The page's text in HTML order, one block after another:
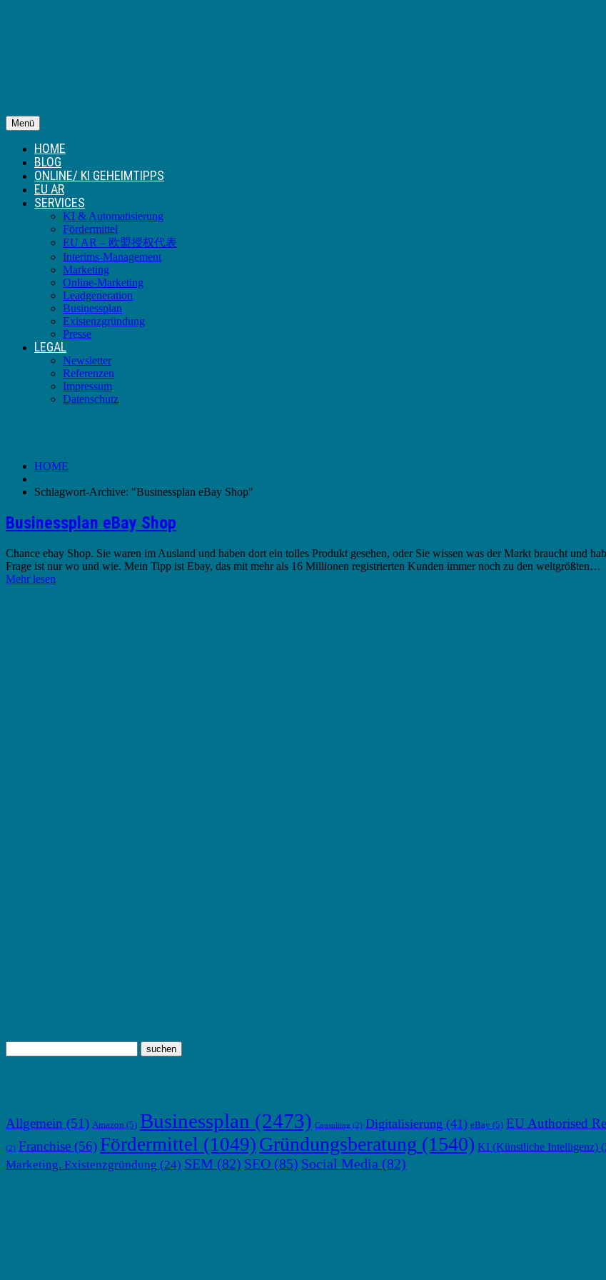
Menü
HOME
BLOG
ONLINE/ KI GEHEIMTIPPS
EU AR
SERVICES
KI & Automatisierung
Fördermittel
EU AR – 欧盟授权代表
Interims-Management
Marketing
Online-Marketing
Leadgeneration
Businessplan
Existenzgründung
Presse
LEGAL
Newsletter
Referenzen
Impressum
Datenschutz
HOME
Schlagwort-Archive: "Businessplan eBay Shop"
Businessplan eBay Shop
Chance ebay Shop. Sie waren im Ausland und haben dort ein tolles Produkt gesehen, oder Sie wissen was der Markt braucht und
Frage ist nur wo und wie. Mein Tipp ist Ebay, das mit mehr als 16 Millionen registrierten Kunden immer noch zu den weltgrößten…
Mehr lesen
Allgemein (51) Amazon (5) Businessplan (2473) Consulting (2) Digitalisierung (41) eBay (5) EU Authorised
(2) Franchise (56) Fördermittel (1049) Gründungsberatung (1540) KI (Künstliche Intelligenz)
Marketing. Existenzgründung (24) SEM (82) SEO (85) Social Media (82)